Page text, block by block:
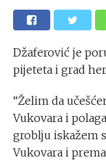
Džaferović je
pijeteta i grad
“Želim da
Vukovara i
groblju iskažem
Vukovara i